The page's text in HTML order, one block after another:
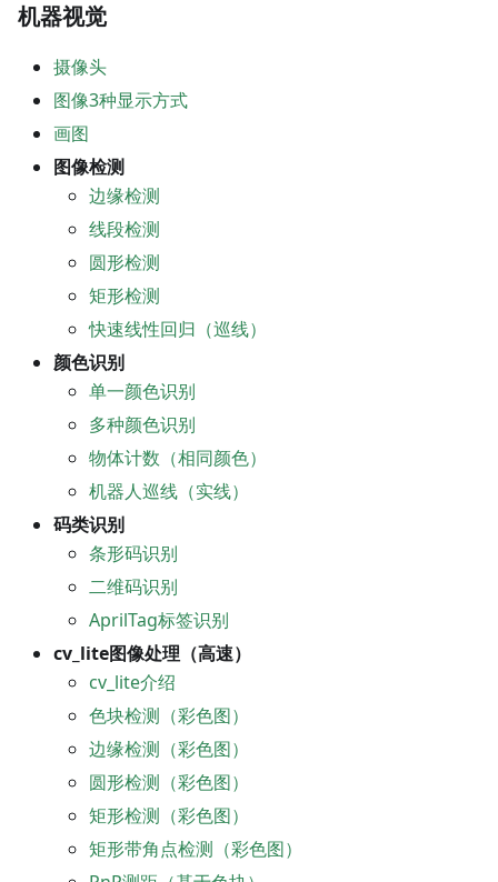
机器视觉
摄像头
图像3种显示方式
画图
图像检测
边缘检测
线段检测
圆形检测
矩形检测
快速线性回归（巡线）
颜色识别
单一颜色识别
多种颜色识别
物体计数（相同颜色）
机器人巡线（实线）
码类识别
条形码识别
二维码识别
AprilTag标签识别
cv_lite图像处理（高速）
cv_lite介绍
色块检测（彩色图）
边缘检测（彩色图）
圆形检测（彩色图）
矩形检测（彩色图）
矩形带角点检测（彩色图）